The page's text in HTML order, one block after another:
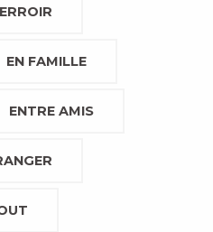
EN FAMILLE
ENTRE AMIS